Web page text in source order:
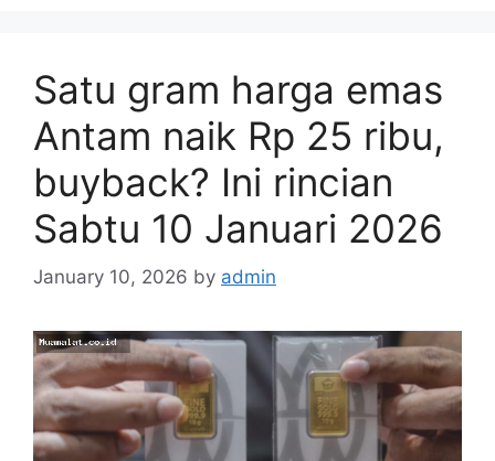
Satu gram harga emas
Antam naik Rp 25 ribu,
buyback? Ini rincian
Sabtu 10 Januari 2026
January 10, 2026 by admin